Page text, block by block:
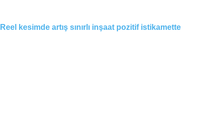
Reel kesimde artış sınırlı inşaat pozitif istikamette